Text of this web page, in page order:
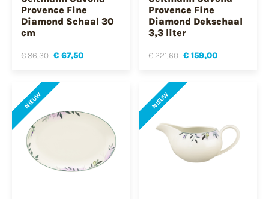
Provence Fine
Diamond Schaal 30
cm
€ 86,30 € 67,50
Provence Fine
Diamond Dekschaal
3,3 liter
€ 221,60 € 159,00
NIEUW NIEUW